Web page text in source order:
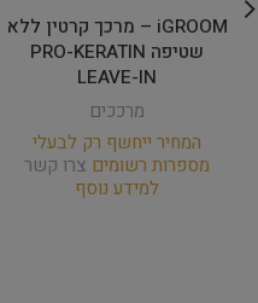
iGROOM – מרכך קרטין ללא
שטיפה PRO-KERATIN
LEAVE-IN
מרככים
המחיר ייחשף רק לבעלי
מספרות רשומים צרו קשר
למידע נוסף